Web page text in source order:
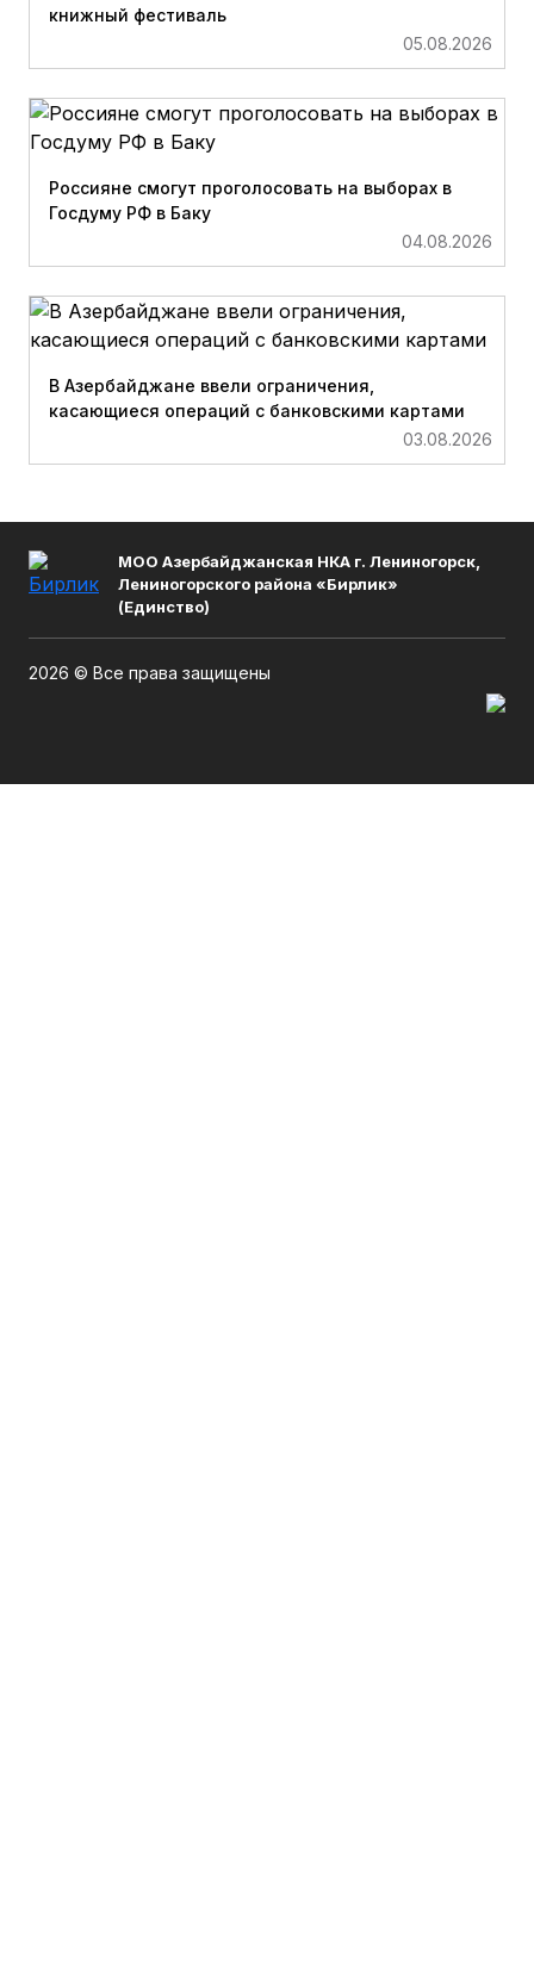
книжный фестиваль
05.08.2026
Россияне смогут проголосовать на выборах в
Госдуму РФ в Баку
04.08.2026
В Азербайджане ввели ограничения,
касающиеся операций с банковскими картами
03.08.2026
МОО Азербайджанская НКА г. Лениногорск,
Лениногорского района «Бирлик»
(Единство)
2026 © Все права защищены